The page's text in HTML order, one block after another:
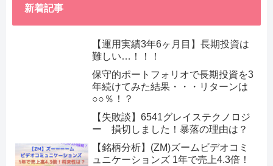
新着記事
【運用実績3年6ヶ月目】長期投資は
難しい…！！！
保守的ポートフォリオで長期投資を3
年続けてみた結果・・・リターンは
○○％！？
【失敗談】6541グレイステクノロジ
ー 損切しました！暴落の理由は？
【銘柄分析】(ZM)ズームビデオコミ
ュニケーションズ 1年で売上4.3倍！